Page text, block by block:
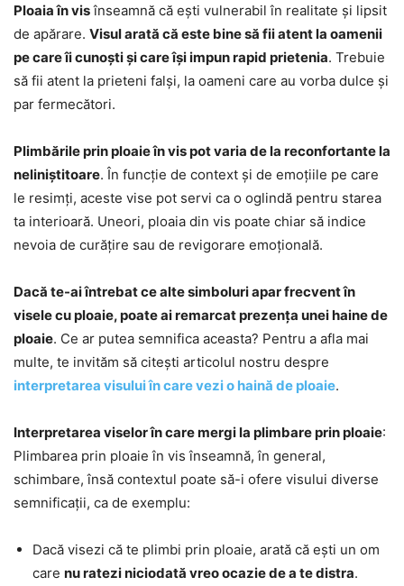
Ploaia în visînseamnă că ești vulnerabil în realitate și lipsit
de apărare. Visul arată că este bine să fii atent la oamenii
pe care îi cunoști și care își impun rapid prietenia. Trebuie
să fii atent la prieteni falși, la oameni care au vorba dulce și
par fermecători.
Plimbările prin ploaie în vis pot varia de la reconfortante la
neliniștitoare. În funcție de context și de emoțiile pe care
le resimți, aceste vise pot servi ca o oglindă pentru starea
ta interioară. Uneori, ploaia din vis poate chiar să indice
nevoia de curățire sau de revigorare emoțională.
Dacă te-ai întrebat ce alte simboluri apar frecvent în
visele cu ploaie, poate ai remarcat prezența unei haine de
ploaie. Ce ar putea semnifica aceasta? Pentru a afla mai
multe, te invităm să citești articolul nostru despre
interpretarea visului în care vezi o haină de ploaie.
Interpretarea viselor în care mergi la plimbare prin ploaie:
Plimbarea prin ploaie în vis înseamnă, în general,
schimbare, însă contextul poate să-i ofere visului diverse
semnificații, ca de exemplu:
Dacă visezi că te plimbi prin ploaie, arată că ești un om
care nu ratezi niciodată vreo ocazie de a te distra.